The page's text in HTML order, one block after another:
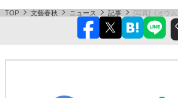
TOP 文藝春秋 ニュース 記事 [写真]《オウ